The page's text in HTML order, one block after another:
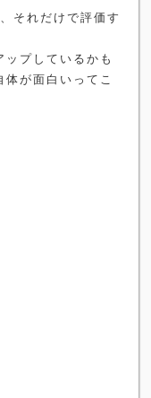
それだけで評価す
プしているかも
が面白いってこ